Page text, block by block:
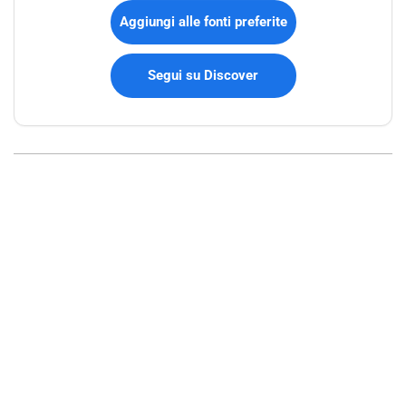
Aggiungi alle fonti preferite
Segui su Discover